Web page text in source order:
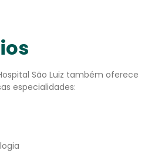
São Luiz também oferece
especialidades: